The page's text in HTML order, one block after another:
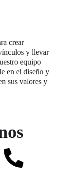
crear
y llevar
equipo
en el diseño y
sus valores y